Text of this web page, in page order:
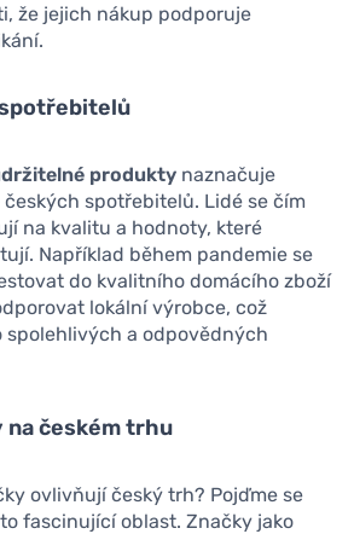
že jejich nákup podporuje
produkty naznačuje
spotřebitelů. Lidé se čím
na kvalitu a hodnoty, které
Například během pandemie se
do kvalitního domácího zboží
lokální výrobce, což
spolehlivých a odpovědných
na českém trhu
ovlivňují český trh? Pojďme se
fascinující oblast. Značky jako